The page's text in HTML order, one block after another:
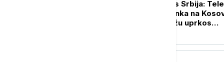
Lučić za Euronews Srbija:
ostaje stub opstanka na
Metohiji i širi mrežu uprkos